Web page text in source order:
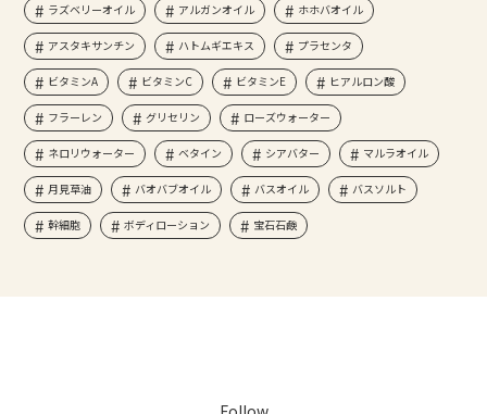
ラズベリーオイル アルガンオイル ホホバオイル
アスタキサンチン ハトムギエキス プラセンタ
ビタミンA ビタミンC ビタミンE ヒアルロン酸
フラーレン グリセリン ローズウォーター
ネロリウォーター ベタイン シアバター マルラオイル
月見草油 バオバブオイル バスオイル バスソルト
幹細胞 ボディローション 宝石石鹸